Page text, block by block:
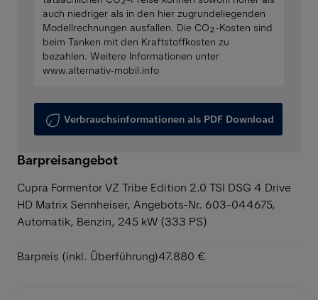
auch niedriger als in den hier zugrundeliegenden
Modellrechnungen ausfallen. Die CO₂-Kosten sind
beim Tanken mit den Kraftstoffkosten zu
bezahlen. Weitere Informationen unter
www.alternativ-mobil.info
Verbrauchsinformationen als PDF Download
Barpreisangebot
Cupra Formentor VZ Tribe Edition 2.0 TSI DSG 4 Drive
HD Matrix Sennheiser, Angebots-Nr. 603-044675,
Automatik, Benzin, 245 kW (333 PS)
Barpreis (inkl. Überführung)47.880 €